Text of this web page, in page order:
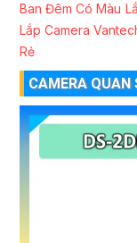
Ban Đêm Có Màu
Lắp Camera
Rẻ
CAMERA QUAN